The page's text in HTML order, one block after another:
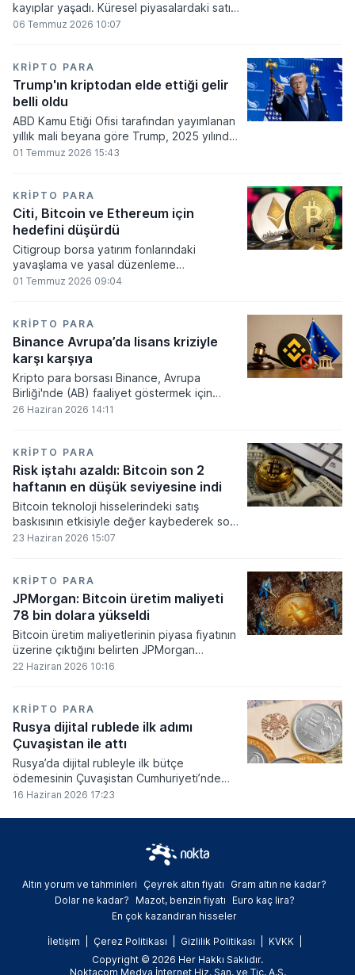
kayıplar yaşadı. Küresel piyasalardaki satış
baskısı ve artan faiz baskısının etkisiyle
06 Temmuz 2026 10:07
KRIPTO PARA
Trump'ın kriptodan elde ettiği gelir
belli oldu
ABD Kamu Etiği Ofisi tarafından yayımlanan
yıllık mali beyana göre Trump, 2025 yılında
kripto para ve memecoin faaliyetlerinden
01 Temmuz 2026 15:43
KRIPTO PARA
Citi, Bitcoin ve Ethereum için
hedefini düşürdü
Citigroup borsa yatırım fonlarındaki
yavaşlama ve yasal düzenleme
beklentilerinin zayıflaması üzerine kripto
01 Temmuz 2026 09:04
KRIPTO PARA
Binance Avrupa’da lisans kriziyle
karşı karşıya
Kripto para borsası Binance, Avrupa
Birliği'nde (AB) faaliyet göstermek için
gerekli düzenleyici onayları alamadı.
26 Haziran 2026 14:11
KRIPTO PARA
Risk iştahı azaldı: Bitcoin son 2
haftanın en düşük seviyesine indi
Bitcoin teknoloji hisselerindeki satış
baskısının etkisiyle değer kaybederek son
iki haftanın en düşük seviyesini gördü.
23 Haziran 2026 15:07
KRIPTO PARA
JPMorgan: Bitcoin üretim maliyeti
78 bin dolara yükseldi
Bitcoin üretim maliyetlerinin piyasa fiyatının
üzerine çıktığını belirten JPMorgan
analistleri, madencilik sektöründeki kârlılık
22 Haziran 2026 10:16
KRIPTO PARA
Rusya dijital rublede ilk adımı
Çuvaşistan ile attı
Rusya’da dijital rubleyle ilk bütçe
ödemesinin Çuvaşistan Cumhuriyeti’nde
gerçekleştirildiği bildirildi.
16 Haziran 2026 17:23
Altın yorum ve tahminleri Çeyrek altın fiyatı
Gram altın ne kadar?
Dolar ne kadar?
Mazot, benzin fiyatı
Euro kaç lira?
En çok kazandıran hisseler
İletişim Çerez Politikası Gizlilik Politikası
KVKK
Copyright © 2026 Her Hakkı Saklıdır.
Noktacom Medya İnternet Hiz. San. ve Tic. A.Ş.